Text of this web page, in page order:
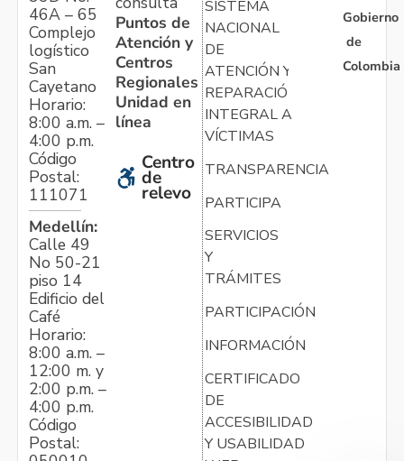
46A – 65
Complejo
logístico
San
Cayetano
Horario:
8:00 a.m. –
4:00 p.m.
Código
Postal:
111071
Medellín:
Calle 49
No 50-21
piso 14
Edificio del
Café
Horario:
8:00 a.m. –
12:00 m. y
2:00 p.m. –
4:00 p.m.
Código
Postal:
Puntos de
Atención y
Centros
Regionales
Unidad en
línea
Centro
de
relevo
SISTEMA
NACIONAL
DE
ATENCIÓN Y
REPARACIÓN
INTEGRAL A
VÍCTIMAS
TRANSPARENCIA
PARTICIPA
SERVICIOS
Y
TRÁMITES
PARTICIPACIÓN
INFORMACIÓN
CERTIFICADO
DE
ACCESIBILIDAD
Y USABILIDAD
Gobierno
de
Colombia